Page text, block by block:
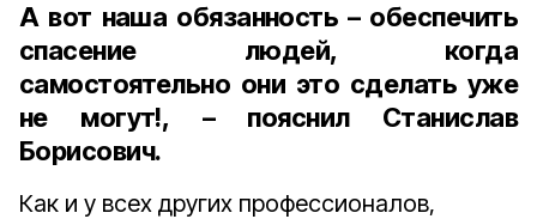
А вот наша обязанность – обеспечить
спасение людей, когда
самостоятельно они это сделать уже
не могут!, – пояснил Станислав
Борисович.
Как и у всех других профессионалов,